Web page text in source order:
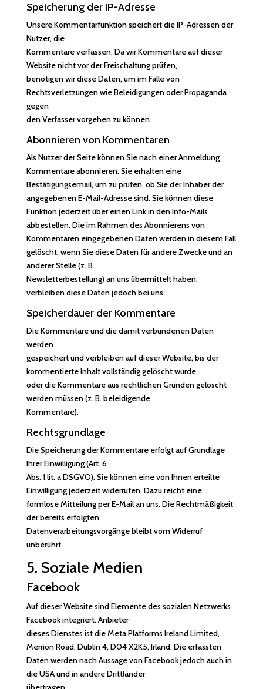
Speicherung der IP-Adresse
Unsere Kommentarfunktion speichert die IP-Adressen der
Nutzer, die
Kommentare verfassen. Da wir Kommentare auf dieser
Website nicht vor der Freischaltung prüfen,
benötigen wir diese Daten, um im Falle von
Rechtsverletzungen wie Beleidigungen oder Propaganda
gegen
den Verfasser vorgehen zu können.
Abonnieren von Kommentaren
Als Nutzer der Seite können Sie nach einer Anmeldung
Kommentare abonnieren. Sie erhalten eine
Bestätigungsemail, um zu prüfen, ob Sie der Inhaber der
angegebenen E-Mail-Adresse sind. Sie können diese
Funktion jederzeit über einen Link in den Info-Mails
abbestellen. Die im Rahmen des Abonnierens von
Kommentaren eingegebenen Daten werden in diesem Fall
gelöscht; wenn Sie diese Daten für andere Zwecke und an
anderer Stelle (z. B.
Newsletterbestellung) an uns übermittelt haben,
verbleiben diese Daten jedoch bei uns.
Speicherdauer der Kommentare
Die Kommentare und die damit verbundenen Daten
werden
gespeichert und verbleiben auf dieser Website, bis der
kommentierte Inhalt vollständig gelöscht wurde
oder die Kommentare aus rechtlichen Gründen gelöscht
werden müssen (z. B. beleidigende
Kommentare).
Rechtsgrundlage
Die Speicherung der Kommentare erfolgt auf Grundlage
Ihrer Einwilligung (Art. 6
Abs. 1 lit. a DSGVO). Sie können eine von Ihnen erteilte
Einwilligung jederzeit widerrufen. Dazu reicht eine
formlose Mitteilung per E-Mail an uns. Die Rechtmäßigkeit
der bereits erfolgten
Datenverarbeitungsvorgänge bleibt vom Widerruf
unberührt.
5. Soziale Medien
Facebook
Auf dieser Website sind Elemente des sozialen Netzwerks
Facebook integriert. Anbieter
dieses Dienstes ist die Meta Platforms Ireland Limited,
Merrion Road, Dublin 4, D04 X2K5, Irland. Die erfassten
Daten werden nach Aussage von Facebook jedoch auch in
die USA und in andere Drittländer